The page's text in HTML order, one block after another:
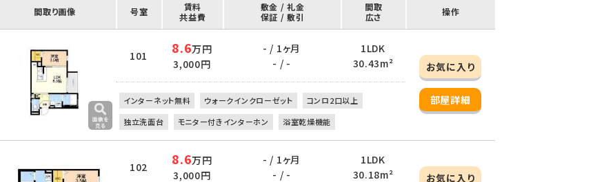
間取り画像 号室
賃料
共益費
敷金 / 礼金
保証 / 敷引
間取
広さ
操作
101 8.6万円
3,000円
- / 1ヶ月
- / -
1LDK
30.43m²
お気に入り
部屋詳細
インターネット無料 ウォークインクローゼット
コンロ2口以上
独立洗面台
モニター付きインターホン 浴室乾燥機能
102 8.6万円
3,000円
- / 1ヶ月
- / -
1LDK
30.18m²
お気に入り